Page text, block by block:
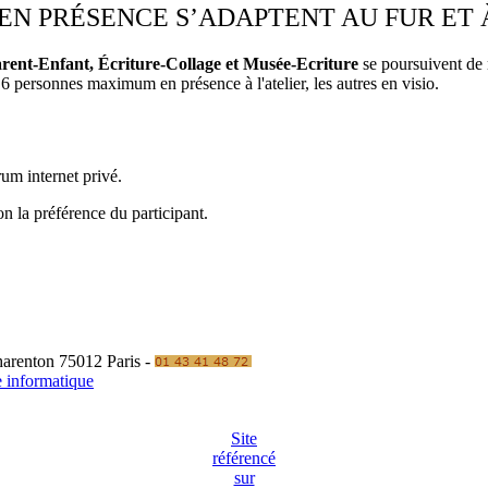
PRÉSENCE S’ADAPTENT AU FUR ET
Enfant, Écriture-Collage et Musée-Ecriture se poursuivent
maximum en présence à l'atelier, les autres en visio.
internet privé.
la préférence du participant.
75012 Paris -
informatique
Site
référencé
sur